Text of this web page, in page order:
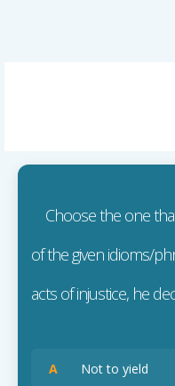
Choose the one
of the given idioms/
acts of injustice, he
A Not to yield